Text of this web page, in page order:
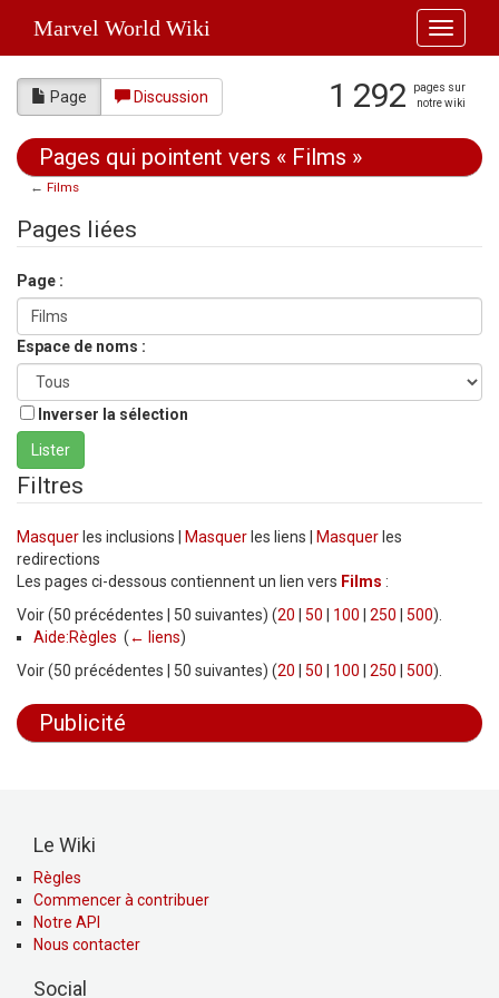
Toggle
Marvel World Wiki
Page Discussion 1 292
pages sur
notre wiki
Pages qui pointent vers « Films »
← Films
Pages liées
Page :
Espace de noms :
Inverser la sélection
Filtres
Masquer les inclusions | Masquer les liens | Masquer les
redirections
Les pages ci-dessous contiennent un lien vers Films :
Voir (50 précédentes | 50 suivantes) (20 50 100 250 500).
Aide:Règles ( ← liens)
Voir (50 précédentes | 50 suivantes) (20 50 100 250 500).
Publicité
Le Wiki
Règles
Commencer à contribuer
Notre API
Nous contacter
Social